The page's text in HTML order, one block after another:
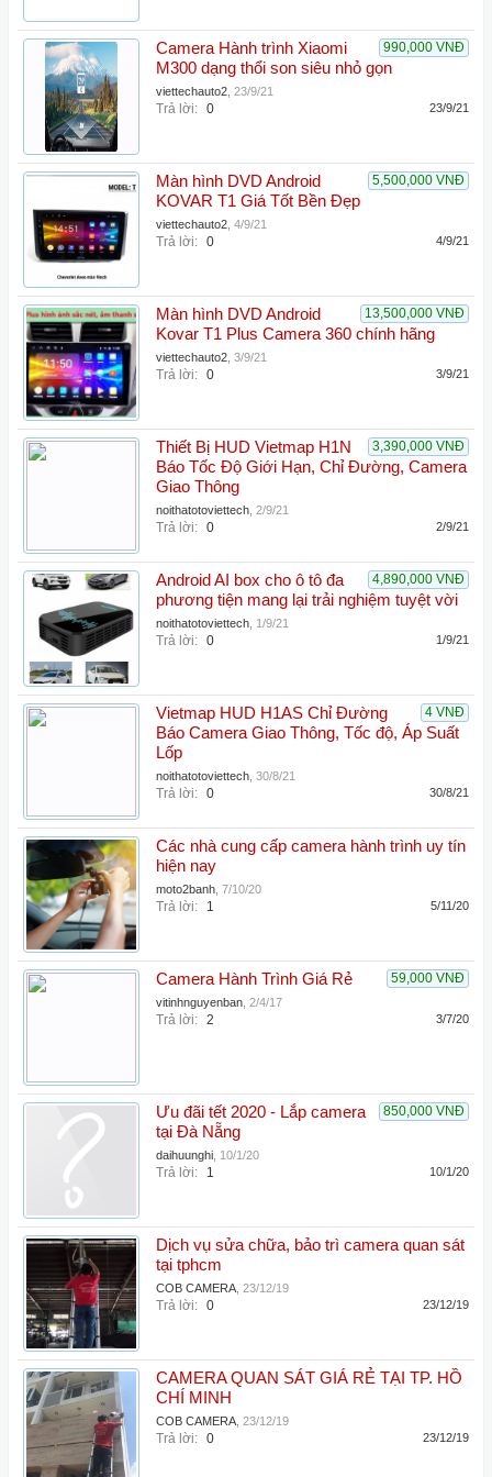
990,000 VNĐ
Camera Hành trình Xiaomi
M300 dạng thổi son siêu nhỏ gọn
viettechauto2 23/9/21
Trả lời: 0 23/9/21
5,500,000 VNĐ
Màn hình DVD Android
KOVAR T1 Giá Tốt Bền Đẹp
viettechauto2 4/9/21
Trả lời: 0 4/9/21
13,500,000 VNĐ
Màn hình DVD Android
Kovar T1 Plus Camera 360 chính hãng
viettechauto2 3/9/21
Trả lời: 0 3/9/21
3,390,000 VNĐ
Thiết Bị HUD Vietmap H1N
Báo Tốc Độ Giới Hạn, Chỉ Đường, Camera
Giao Thông
noithatotoviettech 2/9/21
Trả lời: 0 2/9/21
4,890,000 VNĐ
Android AI box cho ô tô đa
phương tiện mang lại trải nghiệm tuyệt vời
noithatotoviettech 1/9/21
Trả lời: 0 1/9/21
4 VNĐ
Vietmap HUD H1AS Chỉ Đường
Báo Camera Giao Thông, Tốc độ, Áp Suất
Lốp
noithatotoviettech 30/8/21
Trả lời: 0 30/8/21
Các nhà cung cấp camera hành trình uy tín
hiện nay
moto2banh 7/10/20
Trả lời: 1 5/11/20
59,000 VNĐ
Camera Hành Trình Giá Rẻ
vitinhnguyenban 2/4/17
Trả lời: 2 3/7/20
850,000 VNĐ
Ưu đãi tết 2020 - Lắp camera
tại Đà Nẵng
daihuunghi 10/1/20
Trả lời: 1 10/1/20
Dịch vụ sửa chữa, bảo trì camera quan sát
tại tphcm
COB CAMERA 23/12/19
Trả lời: 0 23/12/19
CAMERA QUAN SÁT GIÁ RẺ TẠI TP. HỒ
CHÍ MINH
COB CAMERA 23/12/19
Trả lời: 0 23/12/19